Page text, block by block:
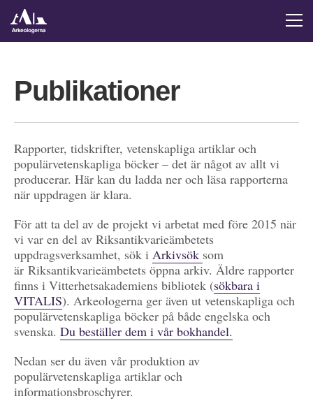
Publikationer
Rapporter, tidskrifter, vetenskapliga artiklar och
populärvetenskapliga böcker – det är något av allt vi
producerar. Här kan du ladda ner och läsa rapporterna
när uppdragen är klara.
För att ta del av de projekt vi arbetat med före 2015 när
vi var en del av Riksantikvarieämbetets
uppdragsverksamhet, sök i Arkivsök som
är Riksantikvarieämbetets öppna arkiv. Äldre rapporter
finns i Vitterhetsakademiens bibliotek (sökbara i
VITALIS). Arkeologerna ger även ut vetenskapliga och
populärvetenskapliga böcker på både engelska och
svenska. Du beställer dem i vår bokhandel.
Nedan ser du även vår produktion av
populärvetenskapliga artiklar och
informationsbroschyrer.